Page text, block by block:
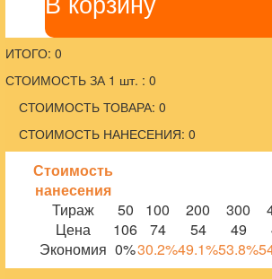
ИТОГО: 0
СТОИМОСТЬ ЗА 1 шт. : 0
СТОИМОСТЬ ТОВАРА: 0
СТОИМОСТЬ НАНЕСЕНИЯ: 0
Стоимость
нанесения
Тираж
50 100 200 300
Цена
106 74 54 49
Экономия 0%30.2%49.1%53.8%